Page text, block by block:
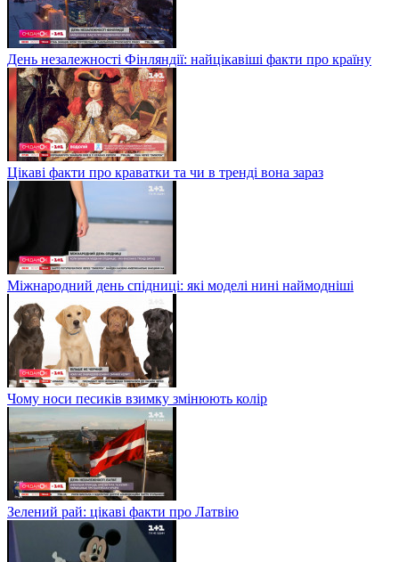
День незалежності Фінляндії: найцікавіші факти про країну
Цікаві факти про краватки та чи в тренді вона зараз
Міжнародний день спідниці: які моделі нині наймодніші
Чому носи песиків взимку змінюють колір
Зелений рай: цікаві факти про Латвію